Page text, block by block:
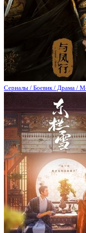
Сериалы / Боевик / Драма /